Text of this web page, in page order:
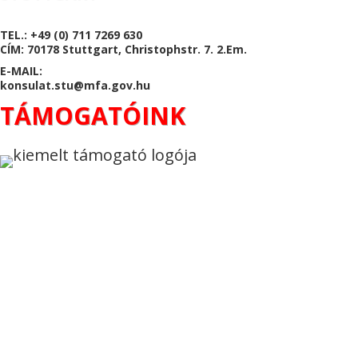
TEL.: +49 (0) 711 7269 630
CÍM: 70178 Stuttgart, Christophstr. 7. 2.Em.
E-MAIL:
konsulat.stu@mfa.gov.hu
TÁMOGATÓINK